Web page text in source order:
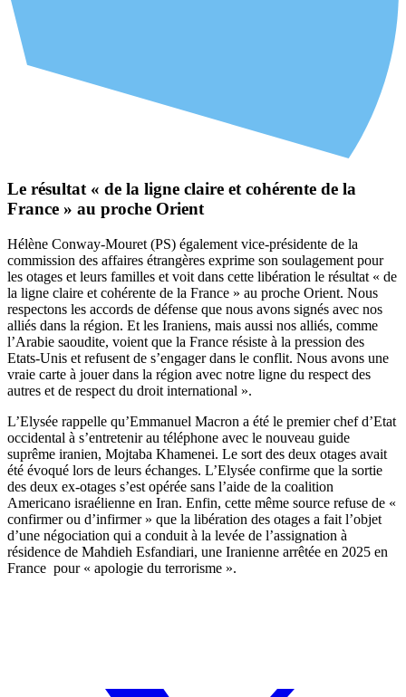
Le résultat « de la ligne claire et cohérente de la
France » au proche Orient
Hélène Conway-Mouret (PS) également vice-présidente de la
commission des affaires étrangères exprime son soulagement pour
les otages et leurs familles et voit dans cette libération le résultat « de
la ligne claire et cohérente de la France » au proche Orient. Nous
respectons les accords de défense que nous avons signés avec nos
alliés dans la région. Et les Iraniens, mais aussi nos alliés, comme
l’Arabie saoudite, voient que la France résiste à la pression des
Etats-Unis et refusent de s’engager dans le conflit. Nous avons une
vraie carte à jouer dans la région avec notre ligne du respect des
autres et de respect du droit international ».
L’Elysée rappelle qu’Emmanuel Macron a été le premier chef d’Etat
occidental à s’entretenir au téléphone avec le nouveau guide
suprême iranien, Mojtaba Khamenei. Le sort des deux otages avait
été évoqué lors de leurs échanges. L’Elysée confirme que la sortie
des deux ex-otages s’est opérée sans l’aide de la coalition
Americano israélienne en Iran. Enfin, cette même source refuse de «
confirmer ou d’infirmer » que la libération des otages a fait l’objet
d’une négociation qui a conduit à la levée de l’assignation à
résidence de Mahdieh Esfandiari, une Iranienne arrêtée en 2025 en
France pour « apologie du terrorisme ».